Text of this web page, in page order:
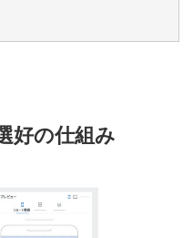
好の仕組み